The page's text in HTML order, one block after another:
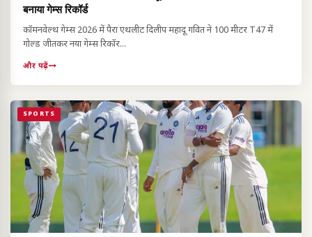
बनाया गेम्स रिकॉर्ड
कॉमनवेल्थ गेम्स 2026 में पैरा एथलीट दिलीप महादू गवित ने 100 मीटर T47 में
गोल्ड जीतकर नया गेम्स रिकॉर...
और पढ़ें
SPORTS